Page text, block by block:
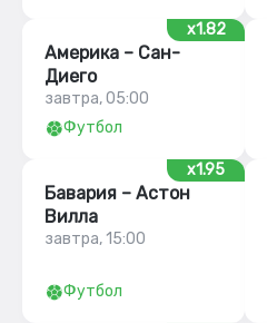
x1.82
Америка – Сан-
Диего
завтра, 05:00
Футбол
x1.95
Бавария – Астон
Вилла
завтра, 15:00
Футбол